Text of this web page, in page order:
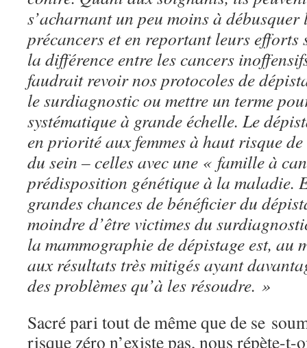
s’acharnant un peu moins à débusquer
précancers et en reportant leurs efforts
la différence entre les cancers
faudrait revoir nos protocoles de
le surdiagnostic ou mettre un terme
systématique à grande échelle. Le
en priorité aux femmes à haut risque
du sein – celles avec une « famille à
prédisposition génétique à la maladie.
grandes chances de bénéficier du
moindre d’être victimes du
la mammographie de dépistage est, au
aux résultats très mitigés ayant
des problèmes qu’à les résoudre. »
Sacré pari tout de même que de se
risque zéro n’existe pas, nous répète-